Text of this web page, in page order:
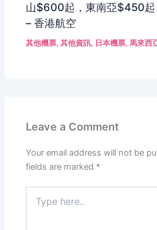
山$600起，東南亞$450起
– 香港航空
其他機票,其他資訊, 日本機票,馬來西
Leave a Comment
Your email address will not be
fields are marked *
here..